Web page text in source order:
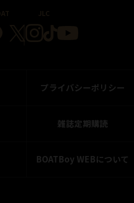
プライバシーポリシー
雑誌定期購読
BOATBoy WEBについて